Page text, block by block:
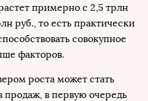
примерно с 2,5 трлн
руб., то есть практически
совокупное
факторов.
роста может стать
продаж, в первую очередь